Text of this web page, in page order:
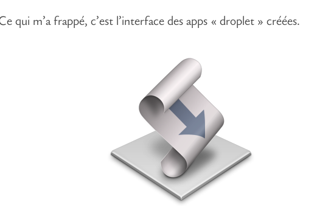
qui m’a frappé, c’est l’interface des apps « droplet » créées.